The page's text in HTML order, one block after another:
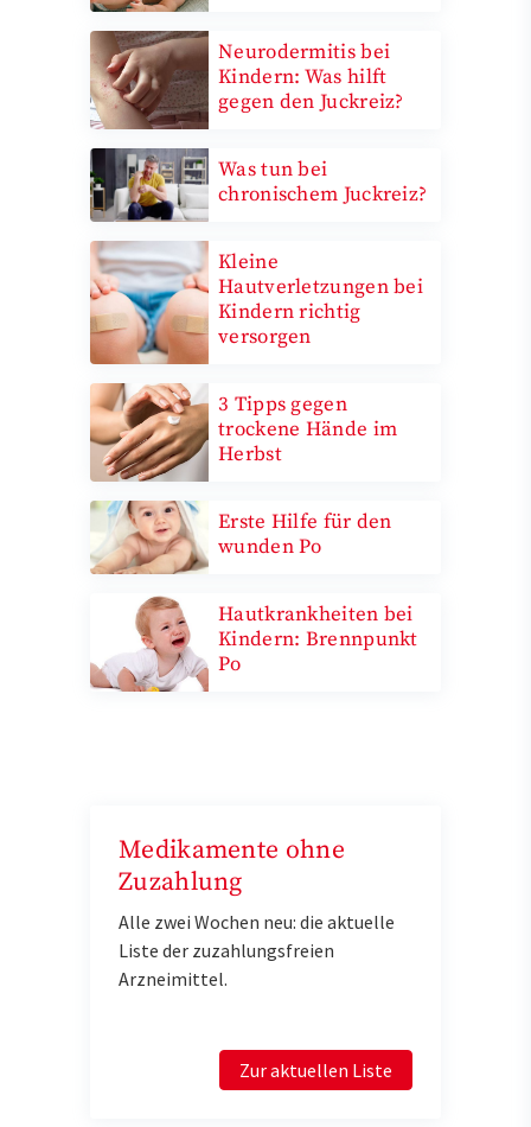
Neurodermitis bei
Kindern: Was hilft
gegen den Juckreiz?
Was tun bei
chronischem Juckreiz?
Kleine
Hautverletzungen bei
Kindern richtig
versorgen
3 Tipps gegen
trockene Hände im
Herbst
Erste Hilfe für den
wunden Po
Hautkrankheiten bei
Kindern: Brennpunkt
Po
Medikamente ohne
Zuzahlung
Alle zwei Wochen neu: die aktuelle
Liste der zuzahlungsfreien
Arzneimittel.
Zur aktuellen Liste